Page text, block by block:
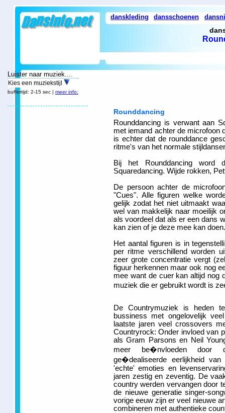
danskleding dansschoenen
Rounddancing
Rounddancing is verwant aan
met iemand achter de microfoon
is echter dat de rounddance
ritme's van het normale
Bij het Rounddancing word
Squaredancing. Wijde rokken,
De persoon achter de
"Cues". Alle figuren welke
gelijk zodat het niet uitmaakt
wel van makkelijk naar moeilijk
als voordeel dat als er een dans
kan zien of je deze mee kan doen.
Het aantal figuren is in
per ritme verschillend worden
zeer grote concentratie vergt
figuur herkennen maar ook nog
mee want de cuer kan altijd nog
muziek die er gebruikt wordt is
De Countrymuziek is heden
bussiness met ongelovelijk
laatste jaren veel crossovers
Countryrock: Onder invloed van
als Gram Parsons en Neil
meer be�nvloeden door
ge�dealiseerde eerlijkheid
'echte' emoties en
jaren zestig en zeventig. De
country werden vervangen door
de nieuwe generatie singer-
vorige eeuw zijn er veel nieuwe
combineren met authentieke
Luister naar muziek....
Kies een muziekstijl
buffertijd: 2-15 sec | meer info: